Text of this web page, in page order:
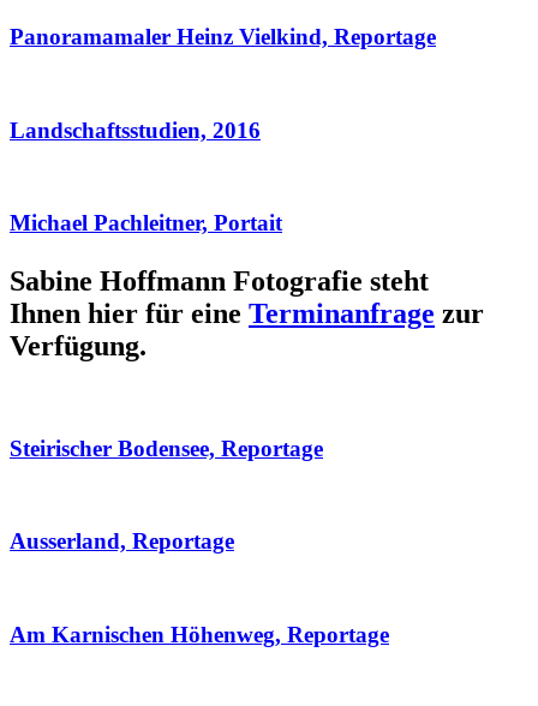
Panoramamaler Heinz Vielkind, Reportage
Landschaftsstudien, 2016
Michael Pachleitner, Portait
Sabine Hoffmann Fotografie steht
Ihnen hier für eine Terminanfrage zur
Verfügung.
Steirischer Bodensee, Reportage
Ausserland, Reportage
Am Karnischen Höhenweg, Reportage